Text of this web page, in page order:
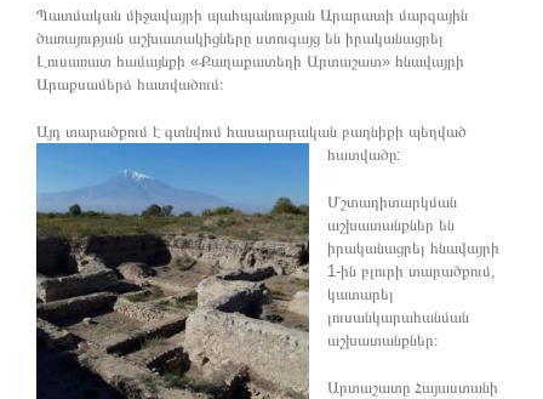
Պատմական միջավայրի պահպանության Արարատի մարզային
ծառայության աշխատակիցները ստուգայց են իրականացրել
Լուսառատ համայնքի «Քաղաքատեղի Արտաշատ» հնավայրի
Արաքսամերձ հատվածում։
Այդ տարածքում է գտնվում հասարարական բաղնիքի պեղված
հատվածը:
Մշտադիտարկման
աշխատանքներ են
իրականացրել հնավայրի
1-ին բլուրի տարածքում,
կատարել
լուսանկարահանման
աշխատանքներ։
Արտաշատը Հայաստանի